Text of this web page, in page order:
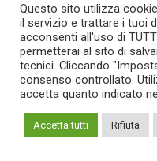
Questo sito utilizza
il servizio e trattare i tuoi
acconsenti all'uso di
permetterai al sito di
tecnici. Cliccando
consenso controllato.
accetta quanto indicato
Accetta tutti Rifiuta